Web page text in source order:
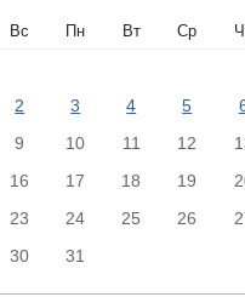
Вс Пн Вт Ср
2
3 4 5
9
10 11 12
16
17 18 19
23
24 25 26
30
31